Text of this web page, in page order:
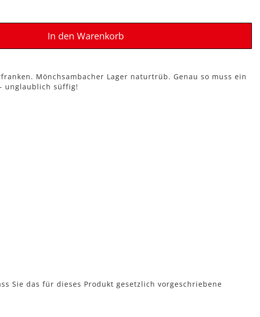
In den Warenkorb
Mönchsambacher Lager naturtrüb. Genau so muss ein
unglaublich süffig!
Sie das für dieses Produkt gesetzlich vorgeschriebene